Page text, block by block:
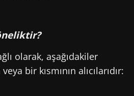
olarak, aşağıdakiler
bir kısmının alıcılarıdır:
23/12/2025
Antibiyotik
Pr. Pascal
Derkinderen
Neurology